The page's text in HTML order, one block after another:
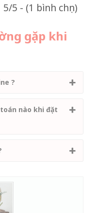
5/5 - (1 bình chọn)
gặp khi
?
nào khi đặt